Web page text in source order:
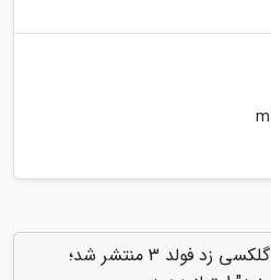
به "تریلر رسمی سامسونگ گلکسی زد فولد 3 منتشر شد؛